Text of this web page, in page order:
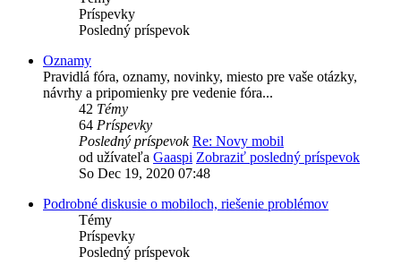
Príspevky
Posledný príspevok
Oznamy
Pravidlá fóra, oznamy, novinky, miesto pre vaše otázky,
návrhy a pripomienky pre vedenie fóra...
42 Témy
64 Príspevky
Posledný príspevok Re: Novy mobil
od užívateľa Gaaspi Zobraziť posledný príspevok
So Dec 19, 2020 07:48
Podrobné diskusie o mobiloch, riešenie problémov
Témy
Príspevky
Posledný príspevok